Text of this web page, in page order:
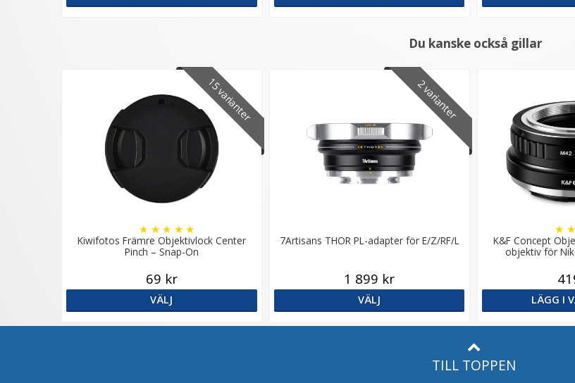
Du kanske också gillar
15 varianter
Kiwifotos Främre Objektivlock Center
Pinch – Snap-On
★ ★ ★ ★ ★
69 kr
VÄLJ
2 varianter
7Artisans THOR PL-adapter för E/Z/RF/L
1 899 kr
VÄLJ
K&F Concept
objektiv för
★ ★
LÄGG I
TILL TOPPEN